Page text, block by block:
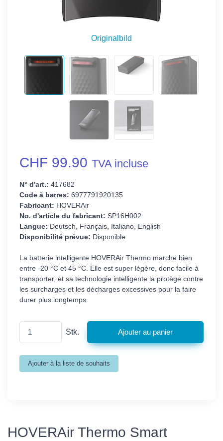
Originalbild
CHF 99.90 TVA incluse
N° d'art.: 417682
Code à barres: 6977791920135
Fabricant: HOVERAir
No. d'article du fabricant: SP16H002
Langue: Deutsch, Français, Italiano, English
Disponibilité prévue: Disponible
La batterie intelligente HOVERAir Thermo marche bien
entre -20 °C et 45 °C. Elle est super légère, donc facile à
transporter, et sa technologie intelligente la protège contre
les surcharges et les décharges excessives pour la faire
durer plus longtemps.
Stk.
HOVERAir Thermo Smart